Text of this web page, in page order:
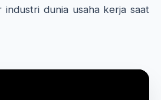
dunia usaha kerja saat